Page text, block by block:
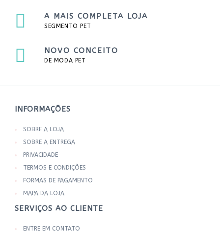
A MAIS COMPLETA LOJA
SEGMENTO PET
NOVO CONCEITO
DE MODA PET
INFORMAÇÕES
SOBRE A LOJA
SOBRE A ENTREGA
PRIVACIDADE
TERMOS E CONDIÇÕES
FORMAS DE PAGAMENTO
MAPA DA LOJA
SERVIÇOS AO CLIENTE
ENTRE EM CONTATO